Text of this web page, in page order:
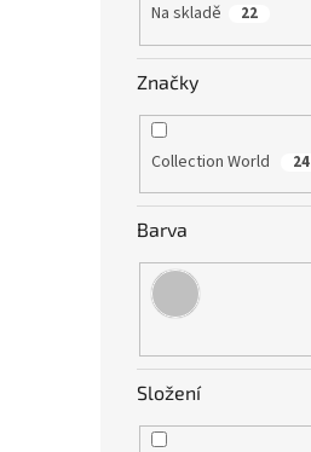
Na skladě 22
Značky
Collection World 24
Barva
Složení